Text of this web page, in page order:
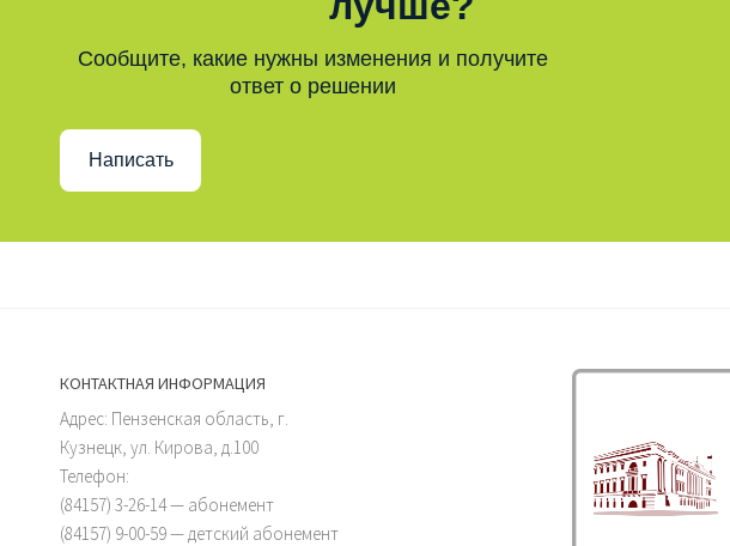
Сообщите, какие нужны изменения и получите
ответ о решении
Написать
КОНТАКТНАЯ ИНФОРМАЦИЯ
Адрес: Пензенская область, г.
Кузнецк, ул. Кирова, д.100
Телефон:
(84157) 3-26-14 — абонемент
(84157) 9-00-59 — детский абонемент